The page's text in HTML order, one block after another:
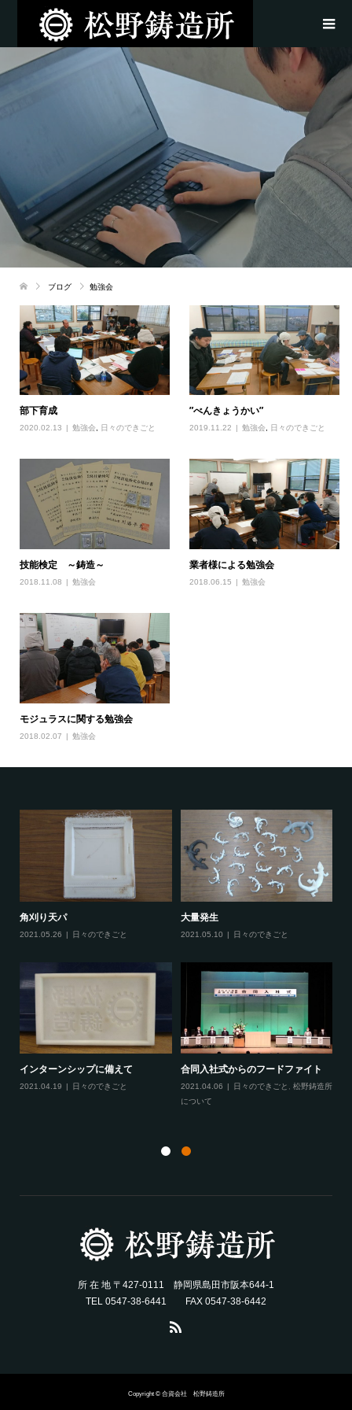
ブログ 勉強会
部下育成
2020.02.13 勉強会, 日々のできごと
”べんきょうかい”
2019.11.22 勉強会, 日々のできごと
技能検定 ～鋳造～
2018.11.08 勉強会
業者様による勉強会
2018.06.15 勉強会
モジュラスに関する勉強会
2018.02.07 勉強会
角刈り天パ
2021.05.26 日々のできごと
大量発生
2021.05.10 日々のできごと
インターンシップに備えて
2021.04.19 日々のできごと
合同入社式からのフードファイト
2021.04.06 日々のできごと
松野鋳造所
について
所 在 地 〒427-0111 静岡県島田市阪本644-1
TEL 0547-38-6441 FAX 0547-38-6442
Copyright © 合資会社 松野鋳造所